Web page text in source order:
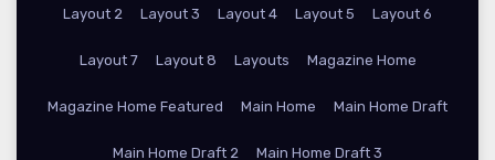
Layout 2 Layout 3 Layout 4 Layout 5 Layout 6
Layout 7 Layout 8 Layouts Magazine Home
Magazine Home Featured Main Home Main Home Draft
Main Home Draft 2 Main Home Draft 3